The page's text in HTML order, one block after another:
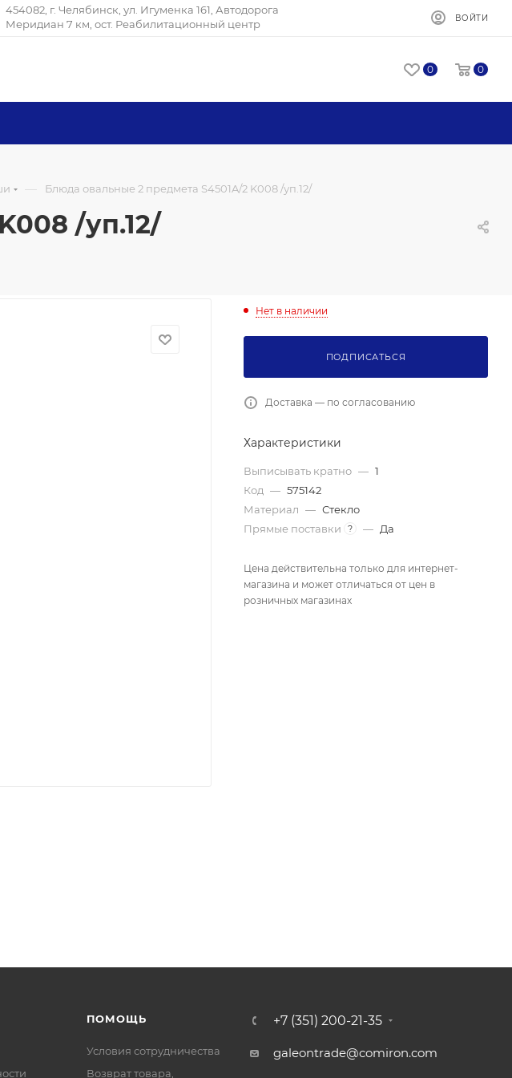
454082, г. Челябинск, ул. Игуменка 161, Автодорога
Меридиан 7 км, ост. Реабилитационный центр
ВОЙТИ
0 0
— Блюда овальные 2 предмета S4501A/2 K008 /уп.12/
/уп.12/
Нет в наличии
ПОДПИСАТЬСЯ
Доставка — по согласованию
Характеристики
Выписывать кратно — 1
Код — 575142
Материал — Стекло
Прямые поставки
? — Да
Цена действительна только для интернет-
магазина и может отличаться от цен в
розничных магазинах
ПОМОЩЬ
Условия сотрудничества
Возврат товара,
+7 (351) 200-21-35
galeontrade@comiron.com